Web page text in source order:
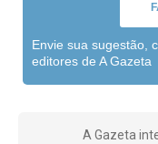
Envie sua sugestão,
editores de A Gazeta
A Gazeta